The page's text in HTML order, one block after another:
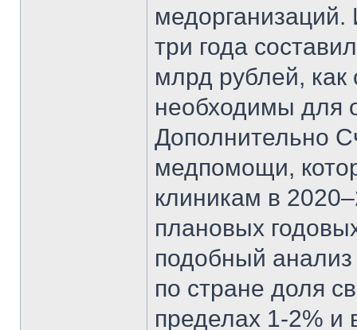
три года
млрд рублей, как
необходимы для
Дополнительно
медпомощи,
клиникам в
плановых
подобный анализ
по стране доля
пределах 1-2% и